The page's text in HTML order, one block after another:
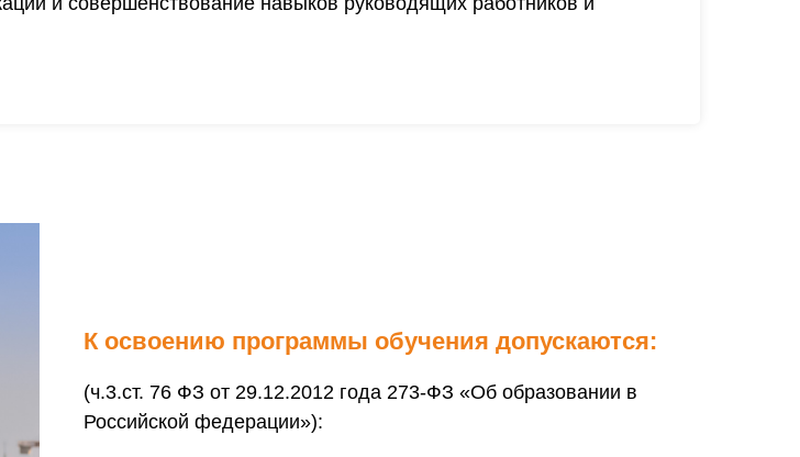
К освоению программы обучения допускаются:
(ч.3.ст. 76 ФЗ от 29.12.2012 года 273-ФЗ «Об образовании в
Российской федерации»):